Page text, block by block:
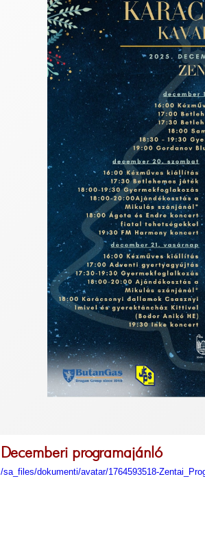
Decemberi programajánló
/sa_files/dokumenti/avatar/1764593518-